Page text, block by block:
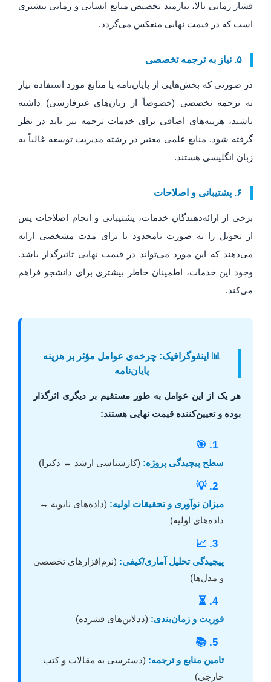
فشار زمانی بالا، نیازمند تخصیص منابع انسانی و زمانی بیشتری
است که در قیمت نهایی منعکس می‌گردد.
۵. نیاز به ترجمه تخصصی
در صورتی که بخش‌هایی از پایان‌نامه یا منابع مورد استفاده نیاز
به ترجمه تخصصی (خصوصاً از زبان‌های غیرفارسی) داشته
باشند، هزینه‌های اضافی برای خدمات ترجمه نیز باید در نظر
گرفته شود. منابع علمی معتبر در رشته مدیریت توسعه غالباً به
زبان انگلیسی هستند.
۶. پشتیبانی و اصلاحات
برخی از ارائه‌دهندگان خدمات، پشتیبانی و انجام اصلاحات پس
از تحویل را به صورت نامحدود یا برای مدت مشخصی ارائه
می‌دهند که این مورد می‌تواند در قیمت نهایی تاثیرگذار باشد.
وجود این خدمات، اطمینان خاطر بیشتری برای دانشجو فراهم
می‌کند.
📊 اینفوگرافیک: چرخه‌ی عوامل مؤثر بر هزینه
پایان‌نامه
هر یک از این عوامل به طور مستقیم بر دیگری اثرگذار
بوده و تعیین‌کننده قیمت نهایی هستند:
1. 🎯
سطح پیچیدگی پروژه: (کارشناسی ارشد ↔ دکترا)
2. 💡
میزان نوآوری و تحقیقات اولیه: (داده‌های ثانویه ↔
داده‌های اولیه)
3. 📈
پیچیدگی تحلیل آماری/کیفی: (نرم‌افزارهای تخصصی
و مدل‌ها)
4. ⏳
فوریت و زمان‌بندی: (ددلاین‌های فشرده)
5. 📚
تامین منابع و ترجمه: (دسترسی به مقالات و کتب
خارجی)